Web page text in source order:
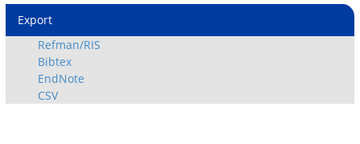
Export
Refman/RIS
Bibtex
EndNote
CSV